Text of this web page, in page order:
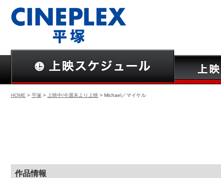
HOME > 平塚 > 上映中/今週末より上映 > Michael／マイケル
作品情報